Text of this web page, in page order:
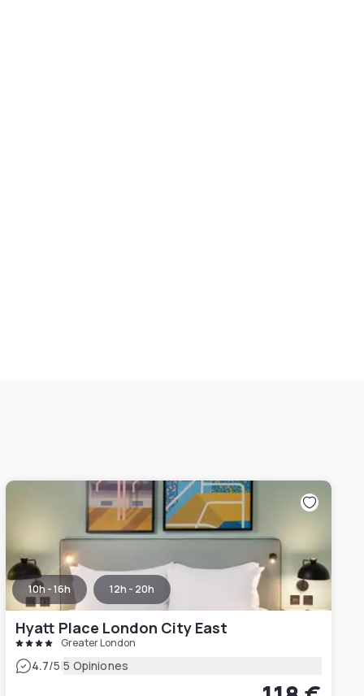
10h - 16h 12h - 20h
Hyatt Place London City East
Greater London
4.7/5|5 Opiniones